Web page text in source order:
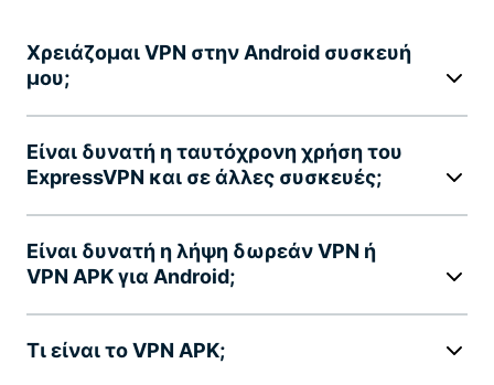
Χρειάζομαι VPN στην Android συσκευή
μου;
Είναι δυνατή η ταυτόχρονη χρήση του
ExpressVPN και σε άλλες συσκευές;
Είναι δυνατή η λήψη δωρεάν VPN ή
VPN APK για Android;
Τι είναι το VPN APK;